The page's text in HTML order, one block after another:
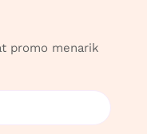
promo menarik